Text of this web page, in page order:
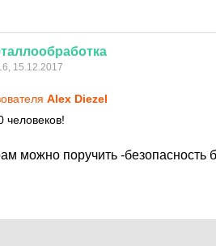
15.12.2017
Alex Diezel
человеков!
можно поручить -безопасность